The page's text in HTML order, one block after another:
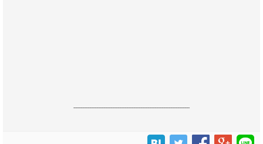
------------------------------------------------------------------